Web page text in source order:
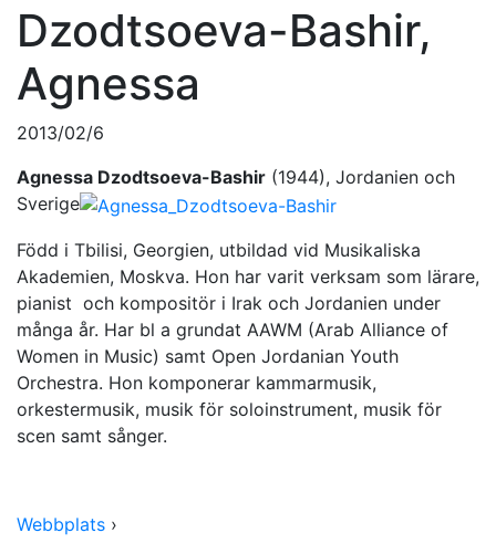
Dzodtsoeva-Bashir,
Agnessa
2013/02/6
Agnessa Dzodtsoeva-Bashir (1944), Jordanien och
Sverige
Född i Tbilisi, Georgien, utbildad vid Musikaliska
Akademien, Moskva. Hon har varit verksam som lärare,
pianist och kompositör i Irak och Jordanien under
många år. Har bl a grundat AAWM (Arab Alliance of
Women in Music) samt Open Jordanian Youth
Orchestra. Hon komponerar kammarmusik,
orkestermusik, musik för soloinstrument, musik för
scen samt sånger.
Webbplats ›